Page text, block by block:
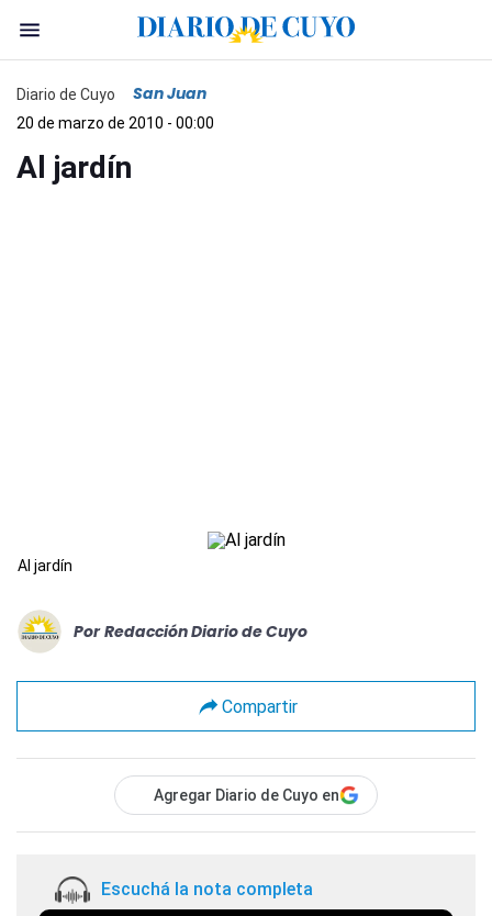
Diario de Cuyo San Juan
20 de marzo de 2010 - 00:00
Al jardín
Al jardín
Por Redacción Diario de Cuyo
Compartir
Agregar Diario de Cuyo en
Escuchá la nota completa